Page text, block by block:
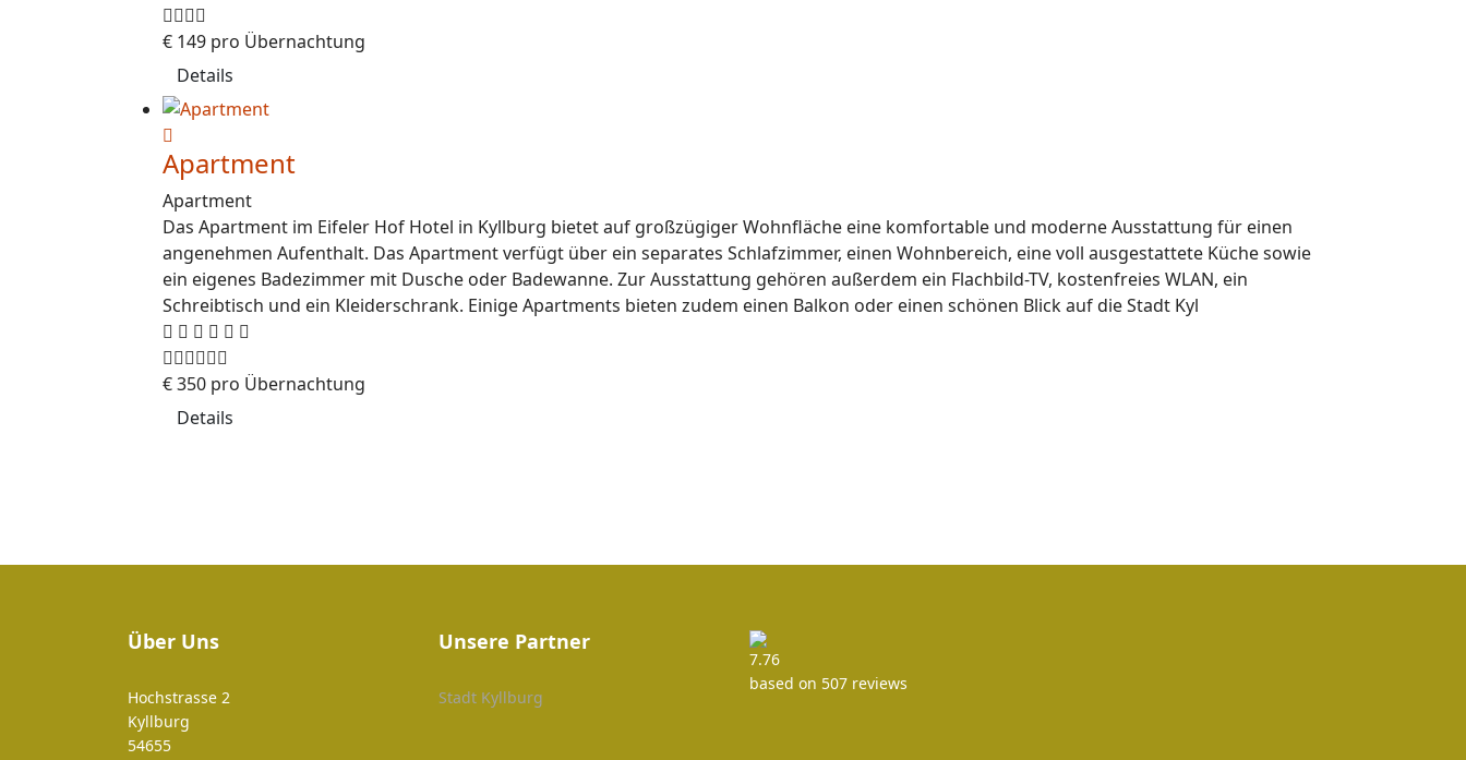
€ 149 pro Übernachtung
Details
Apartment
Apartment
Das Apartment im Eifeler Hof Hotel in Kyllburg bietet auf großzügiger Wohnfläche eine komfortable und moderne Ausstattung für einen
angenehmen Aufenthalt. Das Apartment verfügt über ein separates Schlafzimmer, einen Wohnbereich, eine voll ausgestattete Küche sowie
ein eigenes Badezimmer mit Dusche oder Badewanne. Zur Ausstattung gehören außerdem ein Flachbild-TV, kostenfreies WLAN, ein
Schreibtisch und ein Kleiderschrank. Einige Apartments bieten zudem einen Balkon oder einen schönen Blick auf die Stadt Kyl
€350 pro Übernachtung
Details
Über Uns
Hochstrasse 2
Kyllburg
54655
Unsere Partner
Stadt Kyllburg
7.76
based on 507 reviews